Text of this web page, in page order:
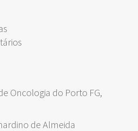
Oncologia do Porto FG,
de Almeida